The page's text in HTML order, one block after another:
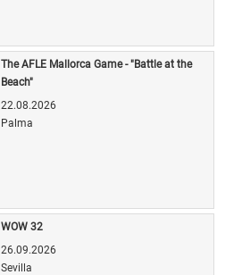
The AFLE Mallorca Game - "Battle at the
Beach"
22.08.2026
Palma
WOW 32
26.09.2026
Sevilla